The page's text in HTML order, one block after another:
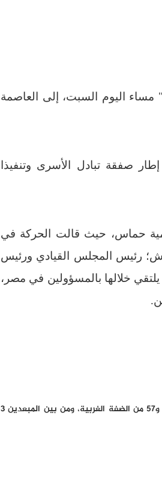
اليوم السبت، إلى العاصمة
صفقة تبادل الأسرى وتنفيذا
حماس، حيث قالت الحركة في
رئيس المجلس القيادي ورئيس
خلالها بالمسؤولين في مصر،
ويبلغ عدد الأسرى الذين وصلوا لمصر 70 أسيرًا، من بينهم 13 من القدس المحتلة و57 من الضفة الغربية، ومن بين المبعدين 3